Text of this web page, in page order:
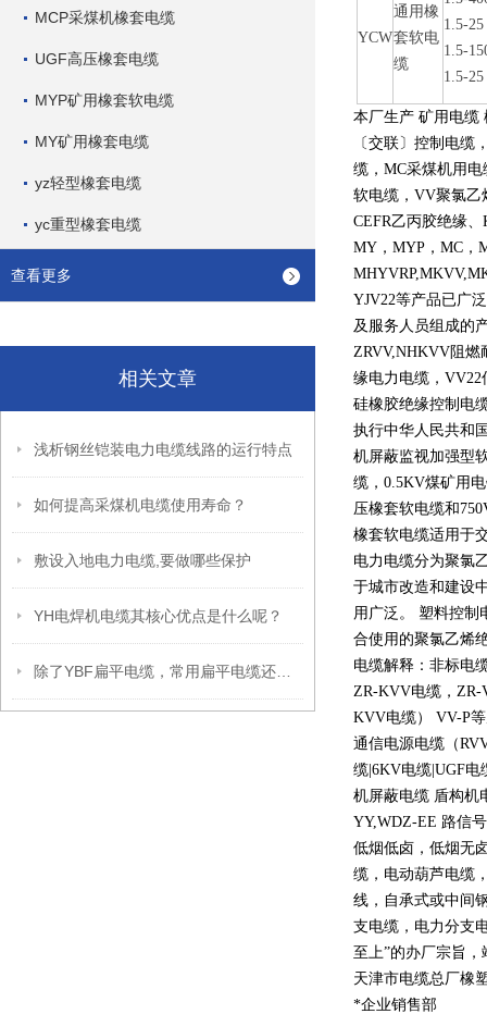
MCP采煤机橡套电缆
UGF高压橡套电缆
MYP矿用橡套软电缆
MY矿用橡套电缆
yz轻型橡套电缆
yc重型橡套电缆
查看更多
相关文章
浅析钢丝铠装电力电缆线路的运行特点
如何提高采煤机电缆使用寿命？
敷设入地电力电缆,要做哪些保护
YH电焊机电缆其核心优点是什么呢？
YCW
通用橡
套软电
缆
1.5-25
1.5-
1.5-25
本厂生产 矿用电缆
〔交联〕控制电缆
缆， MC采煤机用电
软电缆， VV聚氯乙
CEFR乙丙胶绝缘、
MY ， MYP ， MC ，
YJV22等产品已广
及服务人员组成的
ZRVV,NHKVV阻燃
缘电力电缆， VV22
硅橡胶绝缘控制电
执行中华人民共和
机屏蔽监视加强型
缆， 0.5KV煤矿用
压橡套软电缆和
橡套软电缆适用于
电力电缆分为聚氯
于城市改造和建设
用广泛。 塑料控制
合使用的聚氯乙烯
电缆解释：非标电
ZR-KVV电缆， ZR-
KVV电缆） VV-P
通信电源电缆（
缆 |6KV电缆 |UGF电
机屏蔽电缆 盾构机
YY,WDZ-EE 路信
低烟低卤，低烟无
缆，电动葫芦电缆
线，自承式或中间
支电缆，电力分支
至上”的办厂宗旨，
天津市电缆总厂橡
*企业销售部